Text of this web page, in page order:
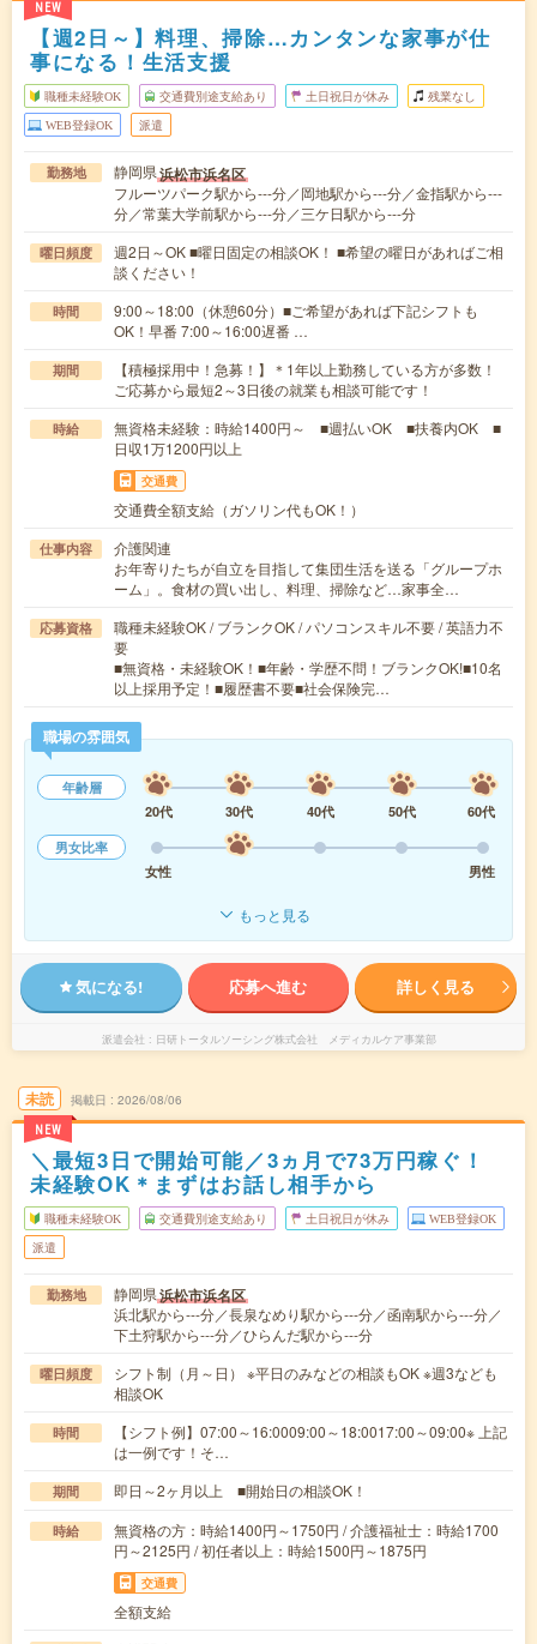
NEW
【週2日～】料理、掃除…カンタンな家事が仕
事になる！生活支援
職種未経験OK 交通費別途支給あり 土日祝日が休み 残業なし
WEB登録OK 派遣
勤務地 静岡県浜松市浜名区
フルーツパーク駅から---分／岡地駅から---分／金指駅から---
分／常葉大学前駅から---分／三ケ日駅から---分
曜日頻度
週2日～OK ■曜日固定の相談OK！ ■希望の曜日があればご相
談ください！
時間
9:00～18:00（休憩60分）■ご希望があれば下記シフトも
OK！早番 7:00～16:00遅番 …
期間
【積極採用中！急募！】＊1年以上勤務している方が多数！
ご応募から最短2～3日後の就業も相談可能です！
時給
無資格未経験：時給1400円～ ■週払いOK ■扶養内OK ■
日収1万1200円以上
交通費
交通費全額支給（ガソリン代もOK！）
仕事内容
介護関連
お年寄りたちが自立を目指して集団生活を送る「グループホ
ーム」。食材の買い出し、料理、掃除など…家事全…
応募資格
職種未経験OK / ブランクOK / パソコンスキル不要 / 英語力不
要
■無資格・未経験OK！■年齢・学歴不問！ブランクOK!■10名
以上採用予定！■履歴書不要■社会保険完…
職場の雰囲気
年齢層
20代
30代 40代 50代
60代
男女比率
女性
男性
もっと見る
気になる! 応募へ進む 詳しく見る
派遣会社 日研トータルソーシング株式会社 メディカルケア事業部
未読
NEW
掲載日 2026/08/06
＼最短3日で開始可能／3ヵ月で73万円稼ぐ！
未経験OK＊まずはお話し相手から
職種未経験OK 交通費別途支給あり 土日祝日が休み WEB登録OK
派遣
勤務地 静岡県浜松市浜名区
浜北駅から---分／長泉なめり駅から---分／函南駅から---分／
下土狩駅から---分／ひらんだ駅から---分
曜日頻度
シフト制（月～日） ※平日のみなどの相談もOK ※週3なども
相談OK
時間
【シフト例】07:00～16:0009:00～18:0017:00～09:00※ 上記
は一例です！そ…
期間 即日～2ヶ月以上 ■開始日の相談OK！
時給
無資格の方：時給1400円～1750円 / 介護福祉士：時給1700
円～2125円 / 初任者以上：時給1500円～1875円
交通費
全額支給